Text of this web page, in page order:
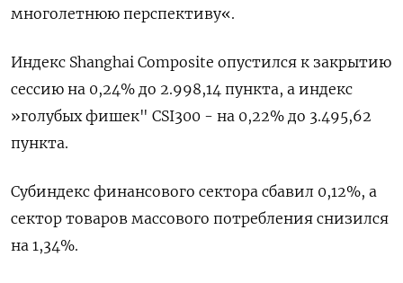
многолетнюю перспективу«.
Индекс Shanghai Composite опустился к закрытию
сессию на 0,24% до 2.998,14 пункта, а индекс
»голубых фишек" CSI300 - на 0,22% до 3.495,62
пункта.
Субиндекс финансового сектора сбавил 0,12%, а
сектор товаров массового потребления снизился
на 1,34%.